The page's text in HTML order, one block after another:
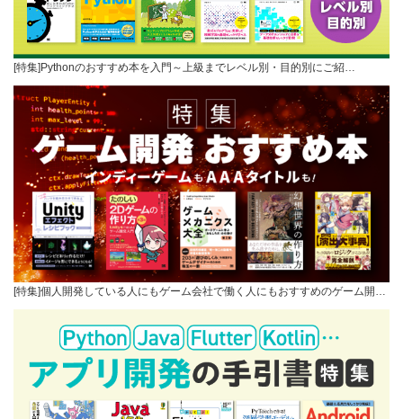
[特集]Pythonのおすすめ本を入門～上級までレベル別・目的別にご紹…
[特集]個人開発している人にもゲーム会社で働く人にもおすすめのゲーム開…